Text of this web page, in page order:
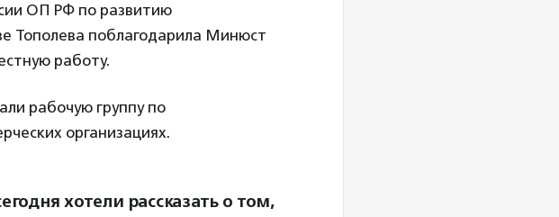
ОП РФ по развитию
Тополева поблагодарила Минюст
работу.
рабочую группу по
организациях.
хотели рассказать о том,